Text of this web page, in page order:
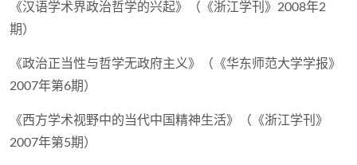
《汉语学术界政治哲学的兴起》（《浙江学刊》2008年2
期）
《政治正当性与哲学无政府主义》（《华东师范大学学报》
2007年第6期）
《西方学术视野中的当代中国精神生活》（《浙江学刊》
2007年第5期）